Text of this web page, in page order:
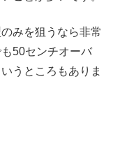
みを狙うなら非常
50センチオーバ
うところもありま